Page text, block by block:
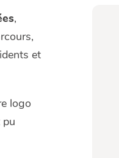
,
et
logo